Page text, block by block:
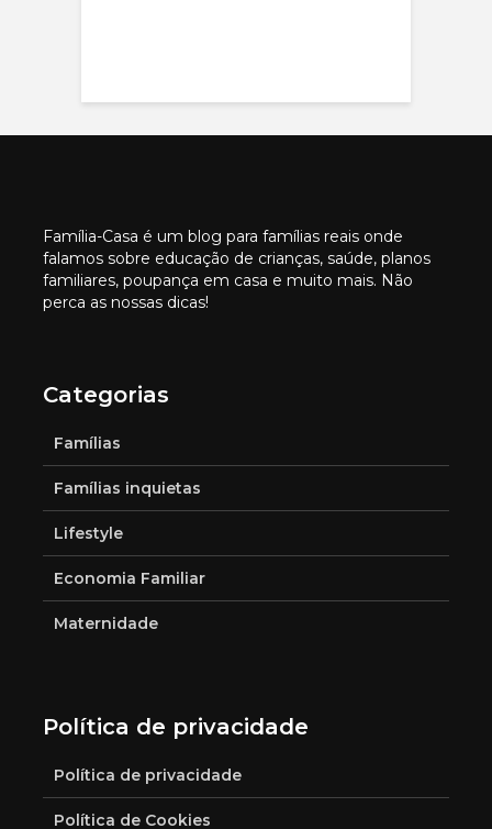
Família-Casa é um blog para famílias reais onde
falamos sobre educação de crianças, saúde, planos
familiares, poupança em casa e muito mais. Não
perca as nossas dicas!
Categorias
Famílias
Famílias inquietas
Lifestyle
Economia Familiar
Maternidade
Política de privacidade
Política de privacidade
Política de Cookies